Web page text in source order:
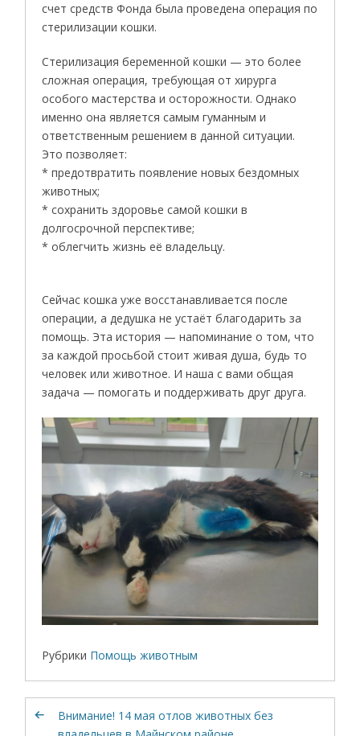
счет средств Фонда была проведена операция по
стерилизации кошки.
Стерилизация беременной кошки — это более
сложная операция, требующая от хирурга
особого мастерства и осторожности. Однако
именно она является самым гуманным и
ответственным решением в данной ситуации.
Это позволяет:
* предотвратить появление новых бездомных
животных;
* сохранить здоровье самой кошки в
долгосрочной перспективе;
* облегчить жизнь её владельцу.
Сейчас кошка уже восстанавливается после
операции, а дедушка не устаёт благодарить за
помощь. Эта история — напоминание о том, что
за каждой просьбой стоит живая душа, будь то
человек или животное. И наша с вами общая
задача — помогать и поддерживать друг друга.
Рубрики Помощь животным
Внимание! 14 мая отлов животных без